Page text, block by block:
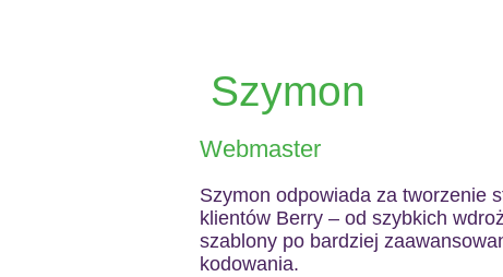
Szymon
Webmaster
Szymon odpowiada za tworzenie
klientów Berry – od szybkich
szablony po bardziej
kodowania.